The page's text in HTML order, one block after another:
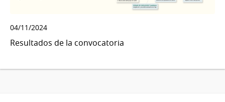
04/11/2024
Resultados de la convocatoria